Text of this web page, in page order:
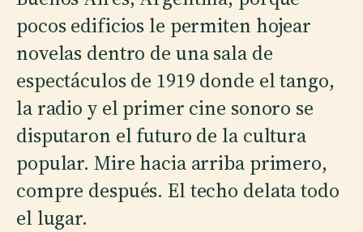
pocos edificios le permiten hojear
novelas dentro de una sala de
espectáculos de 1919 donde el tango,
la radio y el primer cine sonoro se
disputaron el futuro de la cultura
popular. Mire hacia arriba primero,
compre después. El techo delata todo
el lugar.